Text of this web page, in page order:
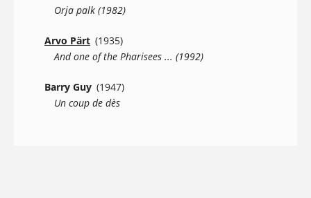
Orja palk (1982)
Arvo Pärt (1935)
And one of the Pharisees ... (1992)
Barry Guy (1947)
Un coup de dès